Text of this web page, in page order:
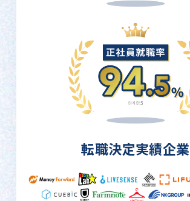
転職決定実績企業